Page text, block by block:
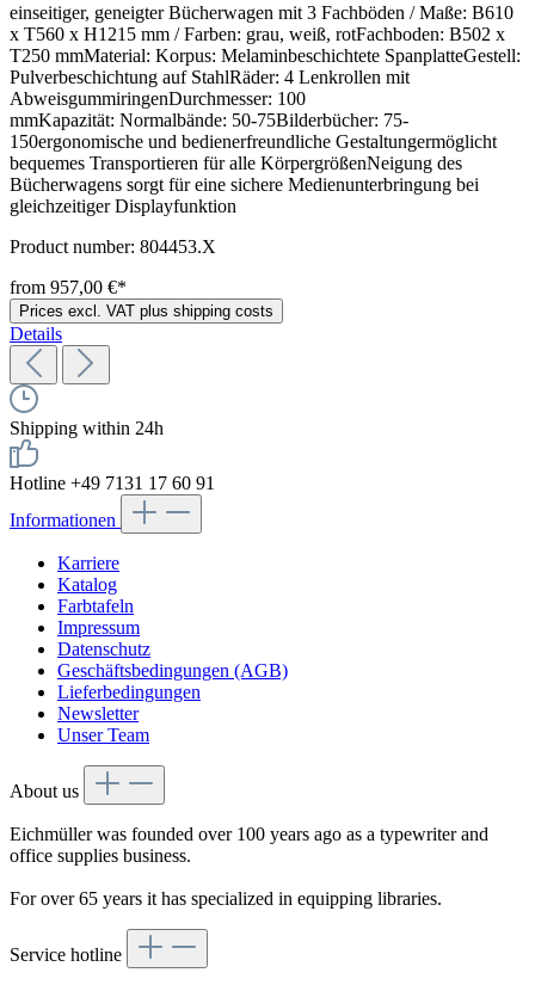
einseitiger, geneigter Bücherwagen mit 3 Fachböden / Maße: B610
x T560 x H1215 mm / Farben: grau, weiß, rotFachboden: B502 x
T250 mmMaterial: Korpus: Melaminbeschichtete SpanplatteGestell:
Pulverbeschichtung auf StahlRäder: 4 Lenkrollen mit
AbweisgummiringenDurchmesser: 100
mmKapazität: Normalbände: 50-75Bilderbücher: 75-
150ergonomische und bedienerfreundliche Gestaltungermöglicht
bequemes Transportieren für alle KörpergrößenNeigung des
Bücherwagens sorgt für eine sichere Medienunterbringung bei
gleichzeitiger Displayfunktion
Product number: 804453.X
from 957,00 €*
Prices excl. VAT plus shipping costs
Details
Shipping within 24h
Hotline +49 7131 17 60 91
Informationen
Karriere
Katalog
Farbtafeln
Impressum
Datenschutz
Geschäftsbedingungen (AGB)
Lieferbedingungen
Newsletter
Unser Team
About us
Eichmüller was founded over 100 years ago as a typewriter and
office supplies business.
For over 65 years it has specialized in equipping libraries.
Service hotline